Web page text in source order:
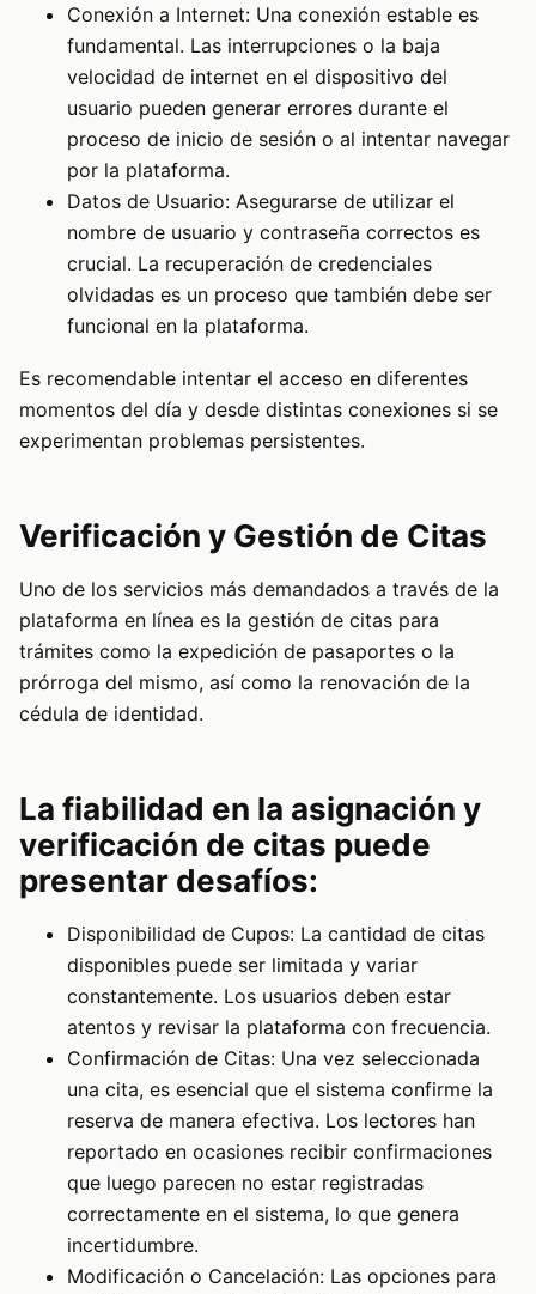
Conexión a Internet: Una conexión estable es
fundamental. Las interrupciones o la baja
velocidad de internet en el dispositivo del
usuario pueden generar errores durante el
proceso de inicio de sesión o al intentar navegar
por la plataforma.
Datos de Usuario: Asegurarse de utilizar el
nombre de usuario y contraseña correctos es
crucial. La recuperación de credenciales
olvidadas es un proceso que también debe ser
funcional en la plataforma.
Es recomendable intentar el acceso en diferentes
momentos del día y desde distintas conexiones si se
experimentan problemas persistentes.
Verificación y Gestión de Citas
Uno de los servicios más demandados a través de la
plataforma en línea es la gestión de citas para
trámites como la expedición de pasaportes o la
prórroga del mismo, así como la renovación de la
cédula de identidad.
La fiabilidad en la asignación y
verificación de citas puede
presentar desafíos:
Disponibilidad de Cupos: La cantidad de citas
disponibles puede ser limitada y variar
constantemente. Los usuarios deben estar
atentos y revisar la plataforma con frecuencia.
Confirmación de Citas: Una vez seleccionada
una cita, es esencial que el sistema confirme la
reserva de manera efectiva. Los lectores han
reportado en ocasiones recibir confirmaciones
que luego parecen no estar registradas
correctamente en el sistema, lo que genera
incertidumbre.
Modificación o Cancelación: Las opciones para